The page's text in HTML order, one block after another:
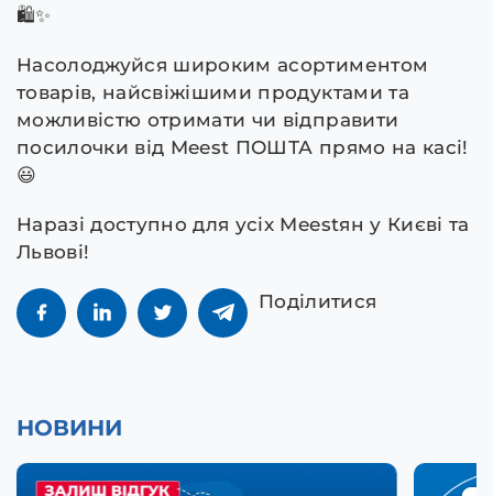
🛍✨
Насолоджуйся широким асортиментом
товарів, найсвіжішими продуктами та
можливістю отримати чи відправити
посилочки від Meest ПОШТА прямо на касі!
😃
Наразі доступно для усіх Meestян у Києві та
Львові!
Поділитися
НОВИНИ